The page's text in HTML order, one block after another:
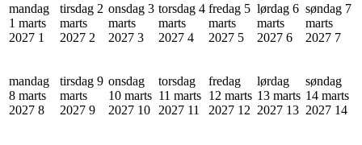
mandag
1 marts
2027 1
tirsdag 2
marts
2027 2
onsdag 3
marts
2027 3
torsdag 4
marts
2027 4
fredag 5
marts
2027 5
lørdag 6
marts
2027 6
søndag 7
marts
2027 7
mandag
8 marts
2027 8
tirsdag 9
marts
2027 9
onsdag
10 marts
2027 10
torsdag
11 marts
2027 11
fredag
12 marts
2027 12
lørdag
13 marts
2027 13
søndag
14 marts
2027 14